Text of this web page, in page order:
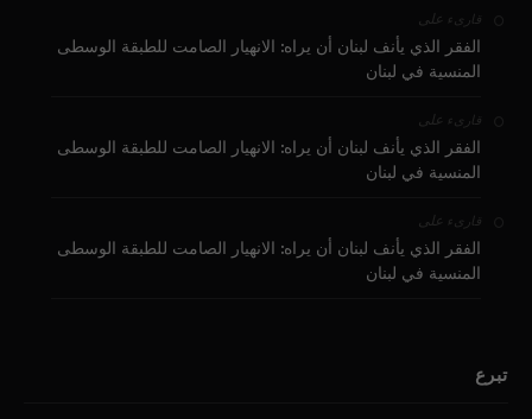
قارىء على
الفقر الذي يأنف لبنان أن يراه: الانهيار الصامت للطبقة الوسطى
المنسية في لبنان
قارىء على
الفقر الذي يأنف لبنان أن يراه: الانهيار الصامت للطبقة الوسطى
المنسية في لبنان
قارىء على
الفقر الذي يأنف لبنان أن يراه: الانهيار الصامت للطبقة الوسطى
المنسية في لبنان
تبرع